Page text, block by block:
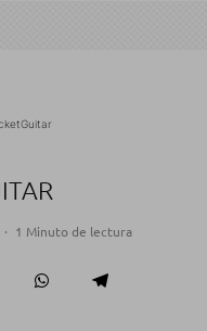
· 1 Minuto de lectura